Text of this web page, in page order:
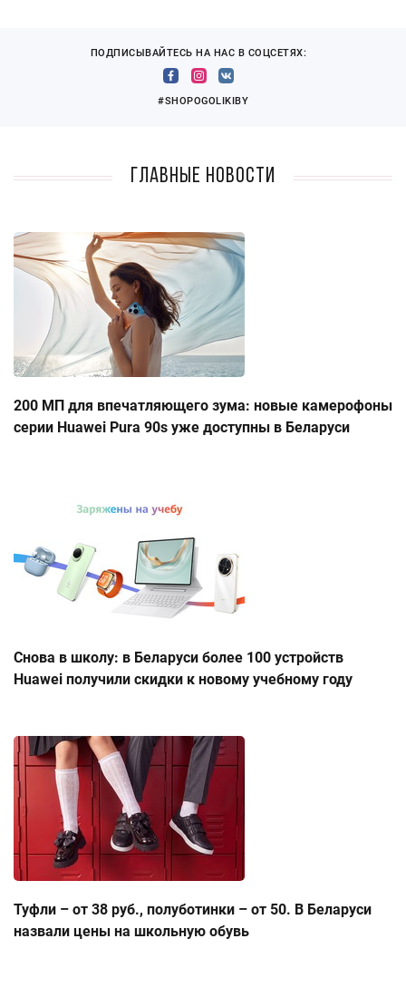
ПОДПИСЫВАЙТЕСЬ НА НАС В СОЦСЕТЯХ:
#SHOPOGOLIKIBY
Главные новости
200 МП для впечатляющего зума: новые камерофоны
серии Huawei Pura 90s уже доступны в Беларуси
Снова в школу: в Беларуси более 100 устройств
Huawei получили скидки к новому учебному году
Туфли – от 38 руб., полуботинки – от 50. В Беларуси
назвали цены на школьную обувь